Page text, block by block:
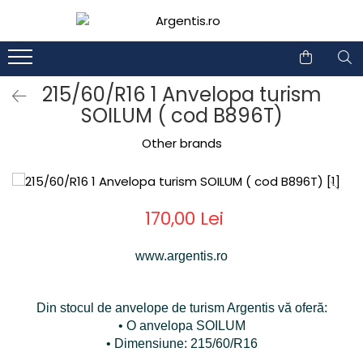
215/60/R16 1 Anvelopa turism
SOILUM ( cod B896T)
Other brands
170,00 Lei
www.argentis.ro
Din stocul de anvelope de turism Argentis vă oferă:
• O anvelopa SOILUM
• Dimensiune: 215/60/R16